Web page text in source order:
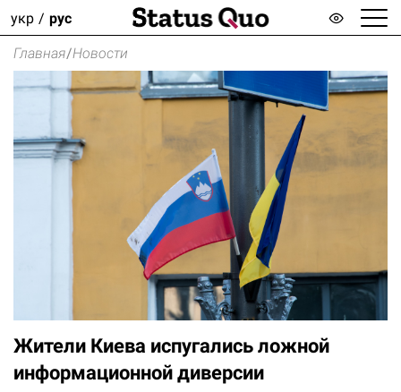
укр рус
Главная/Новости
Жители Киева испугались ложной
информационной диверсии